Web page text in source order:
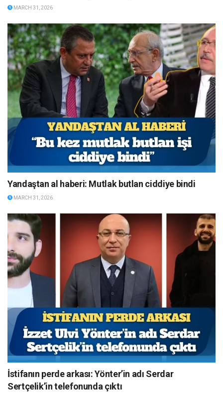
MARCH 31, 2026
Yandaştan al haberi: Mutlak butlan ciddiye bindi
MARCH 31, 2026
İstifanın perde arkası: Yönter’in adı Serdar
Sertçelik’in telefonunda çıktı